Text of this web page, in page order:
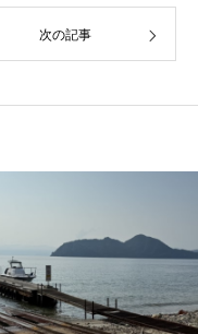
次の記事